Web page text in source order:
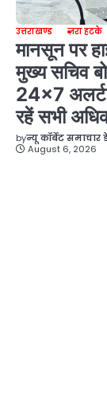
उत्तराखण्ड ज़रा हटके
मानसून पर
मुख्य सचिव
24×7 अलर्ट
रहें सभी
byन्यू कॉर्बेट समाचार
August 6, 2026